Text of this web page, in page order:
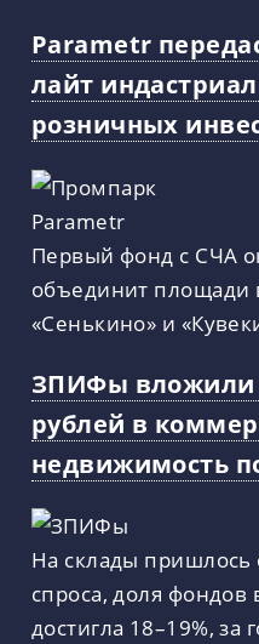
Parametr
лайт
розничных
Первый фонд с СЧА
объединит площади
«Сенькино» и
ЗПИФы вложили
рублей в
недвижимость
На склады пришлось
спроса, доля фондов
достигла 18–19%, за